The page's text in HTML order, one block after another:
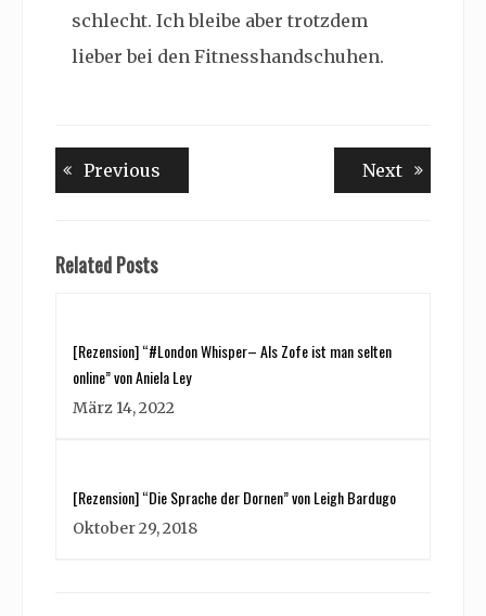
schlecht. Ich bleibe aber trotzdem
lieber bei den Fitnesshandschuhen.
Beitragsnavigation
Previous NextNext
Related Posts
[Rezension] “#London Whisper– Als Zofe ist man selten
online” von Aniela Ley
März 14, 2022
[Rezension] “Die Sprache der Dornen” von Leigh Bardugo
Oktober 29, 2018